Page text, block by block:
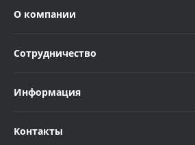
О компании
Сотрудничество
Информация
Контакты